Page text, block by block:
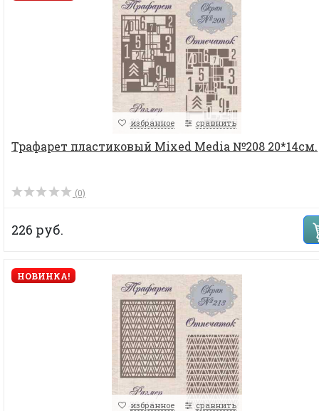
избранное сравнить
Трафарет пластиковый Mixed Media №208 20*14см.
(0)
226 руб.
НОВИНКА!
избранное сравнить